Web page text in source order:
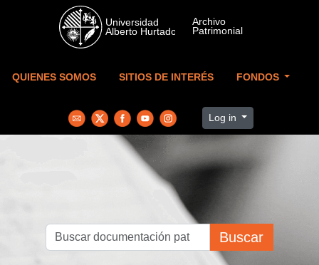
Skip to main content
QUIENES SOMOS SITIOS DE INTERÉS FONDOS
Log in
Buscar